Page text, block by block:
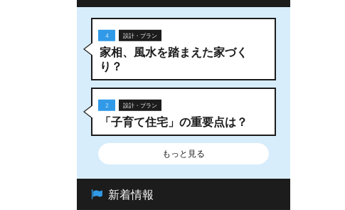
4 設計・プラン
家相、風水を踏まえた家づく
り？
2 設計・プラン
「子育て住宅」の重要点は？
もっと見る
新着情報